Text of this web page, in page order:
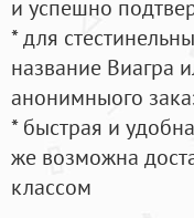
и успешно
* для
название Виагра
анонимныого
* быстрая и
же возможна
классом